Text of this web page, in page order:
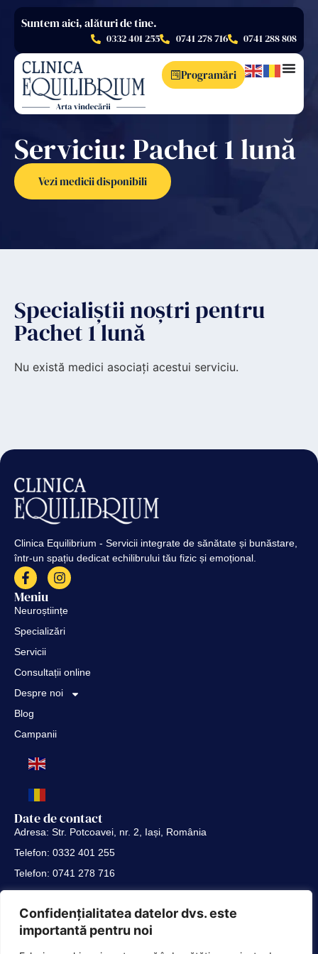
Confidențialitatea datelor dvs. este
importantă pentru noi
Suntem aici, alături de tine.
0332 401 255 0741 278 716 0741 288 808
Programări
Serviciu: Pachet 1 lună
Vezi medicii disponibili
Specialiștii noștri pentru
Pachet 1 lună
Nu există medici asociați acestui serviciu.
Clinica Equilibrium - Servicii integrate de sănătate și bunăstare,
într-un spațiu dedicat echilibrului tău fizic și emoțional.
Meniu
Neuroștiințe
Specializări
Servicii
Consultații online
Despre noi
Blog
Campanii
Date de contact
Adresa: Str. Potcoavei, nr. 2, Iași, România
Telefon: 0332 401 255
Telefon: 0741 278 716
Telefon: 0741 288 808
Link-uri utile
Politica de confidențialitate
Termeni și condiții